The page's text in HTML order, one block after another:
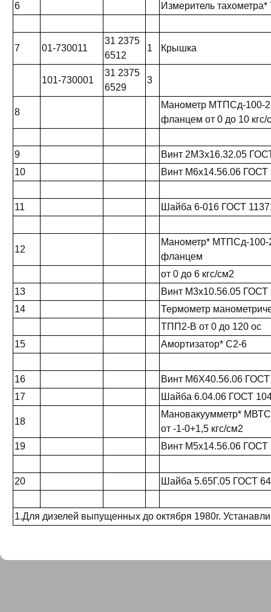
6 Измеритель
7 01-730011
31 2375
6512
1 Крышка
101-730001
31 2375
6529
3
8
Манометр МТПСд-100-2
фланцем от 0 до 10 кгс/
9
Винт 2МЗх16.32.05
10
Винт М6х14.56.06 ГОСТ
11 Шайба 6-016 ГОСТ
12
Манометр* МТПСд-100-
фланцем
от 0 до 6 кгс/см2
13
Винт М3х10.56.05 ГОСТ
14
Термометр
ТПП2-В от 0 до 120 ос
15
Амортизатор* С2-6
16
Винт М6Х40.56.06 ГОСТ
17
Шайба 6.04.06 ГОСТ
18
Мановакуумметр*
от -1-0+1,5 кгс/см2
19
Винт М5х14.56.06 ГОСТ
20 Шайба 5.65Г.05 ГОСТ
1.Для дизелей выпущенных до октября 1980г.